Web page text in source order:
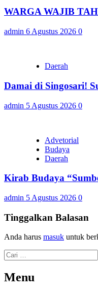
WARGA WAJIB
admin 6 Agustus 2026 0
Daerah
Damai di Singosari!
admin 5 Agustus 2026 0
Advetorial
Budaya
Daerah
Kirab Budaya
admin 5 Agustus 2026 0
Tinggalkan Balasan
Anda harus masuk untuk
Cari
untuk:
Menu